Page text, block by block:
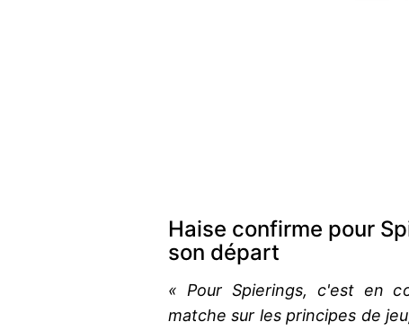
Haise confirme pour
son départ
« ​Pour Spierings, c'est en
matche sur les principes de